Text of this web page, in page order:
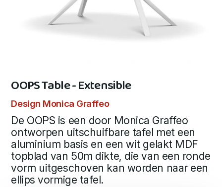
OOPS Table - Extensible
Design Monica Graffeo
De OOPS is een door Monica Graffeo
ontworpen uitschuifbare tafel met een
aluminium basis en een wit gelakt MDF
topblad van 50m dikte, die van een ronde
vorm uitgeschoven kan worden naar een
ellips vormige tafel.